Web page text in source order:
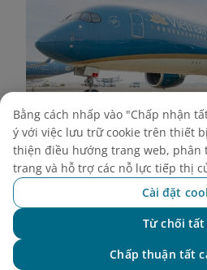
Vietnam Airlines đồng hành
trình khám phá mảnh đất Tây
Di chuyển trong
Gia Lai có địa hình cao
điểm đến nằm rải rác ở các
Bằng cách nhấp vào "Chấp nhận
ý với việc lưu trữ cookie trên thiết
thiện điều hướng trang web, phân
trang và hỗ trợ các nỗ lực tiếp thị
Cài đặt
Từ chối tất
Chấp thuận tất